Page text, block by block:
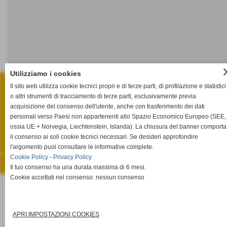
STUDIO LEGALE ULACCO MEMMO
Via Salita Fenaroli, n° 13 - Lanciano (Chieti)
P.I. 02385920695
Tel. 0872.66.15.85 Fax 0872.66.15.86
info@studiolegaleulaccomemmo.it
Privacy Policy-Cookie Policy
Utilizziamo i cookies
Il sito web utilizza cookie tecnici propri e di terze parti, di profilazione e statistici
o altri strumenti di tracciamento di terze parti, esclusivamente previa
acquisizione del consenso dell'utente, anche con trasferimento dei dati
personali verso Paesi non appartenenti allo Spazio Economico Europeo (SEE,
ossia UE + Norvegia, Liechtenstein, Islanda). La chiusura del banner comporta
il consenso ai soli cookie tecnici necessari. Se desideri approfondire
l'argomento puoi consultare le informative complete.
Cookie Policy - Privacy Policy
Il tuo consenso ha una durata massima di 6 mesi.
Cookie accettati nel consenso: nessun consenso
APRI IMPOSTAZIONI COOKIES